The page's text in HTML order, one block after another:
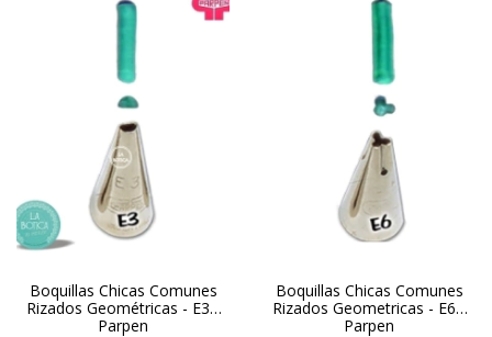
Boquillas Chicas Comunes
Rizados Geométricas - E3 -
Parpen
Boquillas Chicas Comunes
Rizados Geometricas - E6 -
Parpen